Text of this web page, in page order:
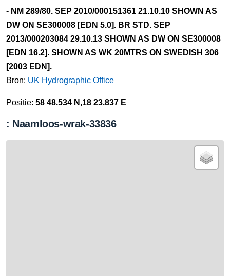
- NM 289/80. SEP 2010/000151361 21.10.10 SHOWN AS
DW ON SE300008 [EDN 5.0]. BR STD. SEP
2013/000203084 29.10.13 SHOWN AS DW ON SE300008
[EDN 16.2]. SHOWN AS WK 20MTRS ON SWEDISH 306
[2003 EDN].
Bron: UK Hydrographic Office
Positie: 58 48.534 N,18 23.837 E
: Naamloos-wrak-33836